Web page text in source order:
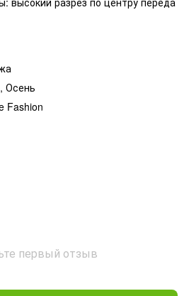
Осень
Fashion
первый отзыв